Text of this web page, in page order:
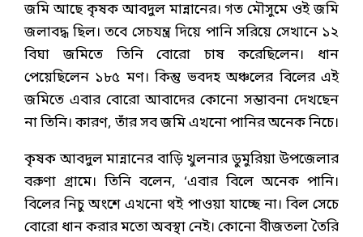
জমি আছে কৃষক আবদুল মান্নানের। গত মৌসুমে ওই জমি
জলাবদ্ধ ছিল। তবে সেচযন্ত্র দিয়ে পানি সরিয়ে সেখানে ১২
বিঘা জমিতে তিনি বোরো চাষ করেছিলেন। ধান
পেয়েছিলেন ১৮৫ মণ। কিন্তু ভবদহ অঞ্চলের বিলের এই
জমিতে এবার বোরো আবাদের কোনো সম্ভাবনা দেখছেন
না তিনি। কারণ, তাঁর সব জমি এখনো পানির অনেক নিচে।
কৃষক আবদুল মান্নানের বাড়ি খুলনার ডুমুরিয়া উপজেলার
বরুণা গ্রামে। তিনি বলেন, ‘এবার বিলে অনেক পানি।
বিলের নিচু অংশে এখনো থই পাওয়া যাচ্ছে না। বিল সেচে
বোরো ধান করার মতো অবস্থা নেই। কোনো বীজতলা তৈরি